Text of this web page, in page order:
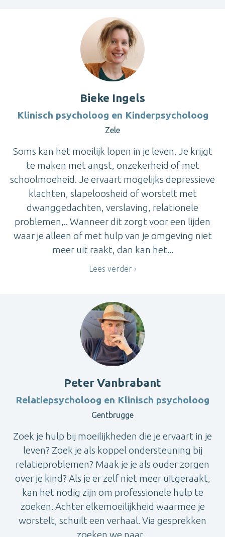
Bieke Ingels
Klinisch psycholoog en Kinderpsycholoog
Zele
Soms kan het moeilijk lopen in je leven. Je krijgt
te maken met angst, onzekerheid of met
schoolmoeheid. Je ervaart mogelijks depressieve
klachten, slapeloosheid of worstelt met
dwanggedachten, verslaving, relationele
problemen,.. Wanneer dit zorgt voor een lijden
waar je alleen of met hulp van je omgeving niet
meer uit raakt, dan kan het...
Lees verder
Peter Vanbrabant
Relatiepsycholoog en Klinisch psycholoog
Gentbrugge
Zoek je hulp bij moeilijkheden die je ervaart in je
leven? Zoek je als koppel ondersteuning bij
relatieproblemen? Maak je je als ouder zorgen
over je kind? Als je er zelf niet meer uitgeraakt,
kan het nodig zijn om professionele hulp te
zoeken. Achter elkemoeilijkheid waarmee je
worstelt, schuilt een verhaal. Via gesprekken
zoeken we naar...